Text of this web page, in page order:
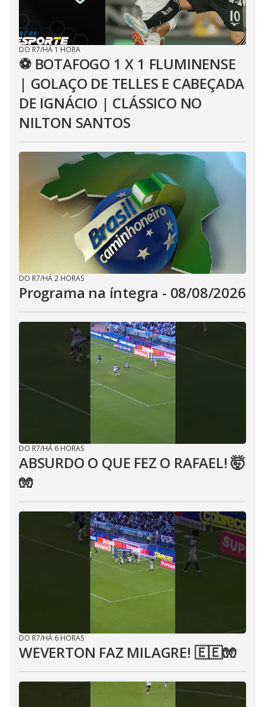
DO R7/HÁ 1 HORA
⚽ BOTAFOGO 1 X 1 FLUMINENSE
| GOLAÇO DE TELLES E CABEÇADA
DE IGNÁCIO | CLÁSSICO NO
NILTON SANTOS
DO R7/HÁ 2 HORAS
Programa na íntegra - 08/08/2026
DO R7/HÁ 6 HORAS
ABSURDO O QUE FEZ O RAFAEL! 🤯
🧤
DO R7/HÁ 6 HORAS
WEVERTON FAZ MILAGRE! 🇪🇪🧤